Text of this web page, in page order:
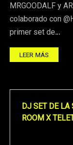
MRGOODALF y
colaborado con
primer set de…
LEER MÁS
DJ SET DE LA
ROOM X